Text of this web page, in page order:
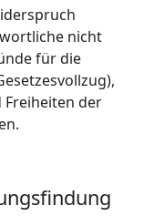
nicht
für die
Freiheiten der